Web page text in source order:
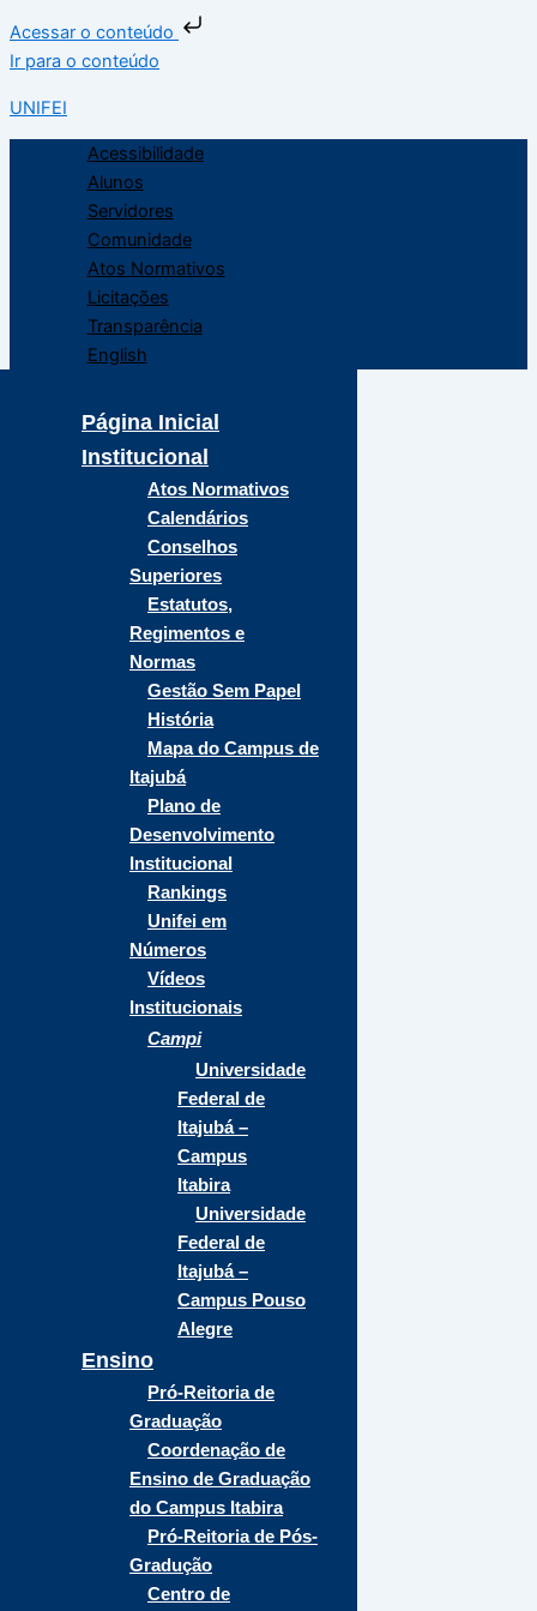
Acessar o conteúdo
Ir para o conteúdo
UNIFEI
Acessibilidade
Alunos
Servidores
Comunidade
Atos Normativos
Licitações
Transparência
English
Página Inicial
Institucional
Atos Normativos
Calendários
Conselhos
Superiores
Estatutos,
Regimentos e
Normas
Gestão Sem Papel
História
Mapa do Campus de
Itajubá
Plano de
Desenvolvimento
Institucional
Rankings
Unifei em
Números
Vídeos
Institucionais
Campi
Universidade
Federal de
Itajubá –
Campus
Itabira
Universidade
Federal de
Itajubá –
Campus Pouso
Alegre
Ensino
Pró-Reitoria de
Graduação
Coordenação de
Ensino de Graduação
do Campus Itabira
Pró-Reitoria de Pós-
Gradução
Centro de